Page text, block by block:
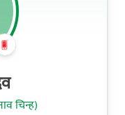
चिन्ह)